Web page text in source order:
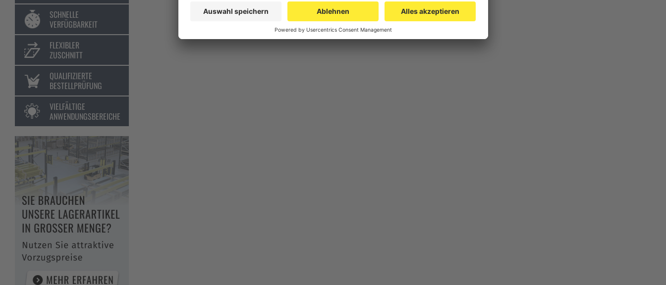
SCHNELLE
VERFÜGBARKEIT
FLEXIBLER
ZUSCHNITT
QUALIFIZIERTE
BESTELLPRÜFUNG
VIELFÄLTIGE
ANWENDUNGSBEREICHE